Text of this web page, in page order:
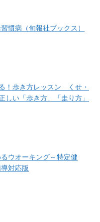
慣病（旬報社ブックス）
！歩き方レッスン くせ・
しい「歩き方」「走り方」
ウオーキング～特定健
対応版